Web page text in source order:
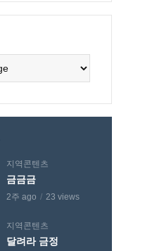
지역콘텐츠
금금금
2주 ago 23 views
지역콘텐츠
달려라 금정